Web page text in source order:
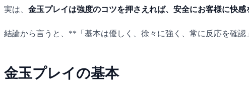
実は、 金玉プレイは強度のコツを押さえれば、安全にお客様に快感
結論から言うと、**「基本は優しく、徐々に強く、常に反応を確
金玉プレイの基本